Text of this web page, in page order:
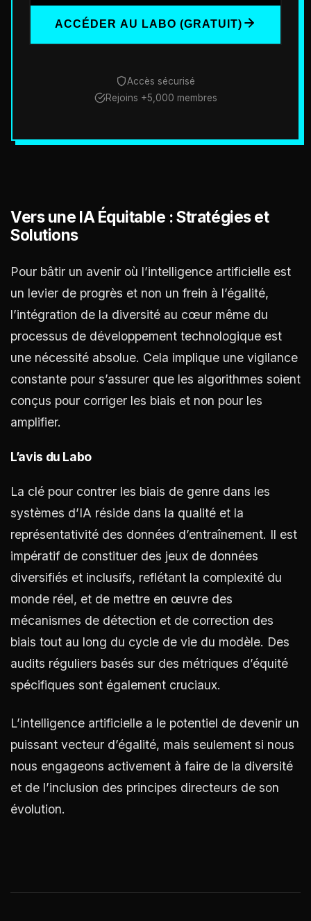
ACCÉDER AU LABO (GRATUIT)
Accès sécurisé
Rejoins +5,000 membres
Vers une IA Équitable : Stratégies et
Solutions
Pour bâtir un avenir où l’intelligence artificielle est
un levier de progrès et non un frein à l’égalité,
l’intégration de la diversité au cœur même du
processus de développement technologique est
une nécessité absolue. Cela implique une vigilance
constante pour s’assurer que les algorithmes soient
conçus pour corriger les biais et non pour les
amplifier.
L’avis du Labo
La clé pour contrer les biais de genre dans les
systèmes d’IA réside dans la qualité et la
représentativité des données d’entraînement. Il est
impératif de constituer des jeux de données
diversifiés et inclusifs, reflétant la complexité du
monde réel, et de mettre en œuvre des
mécanismes de détection et de correction des
biais tout au long du cycle de vie du modèle. Des
audits réguliers basés sur des métriques d’équité
spécifiques sont également cruciaux.
L’intelligence artificielle a le potentiel de devenir un
puissant vecteur d’égalité, mais seulement si nous
nous engageons activement à faire de la diversité
et de l’inclusion des principes directeurs de son
évolution.